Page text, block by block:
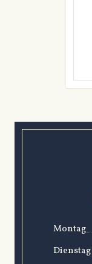
Montag
Dienstag